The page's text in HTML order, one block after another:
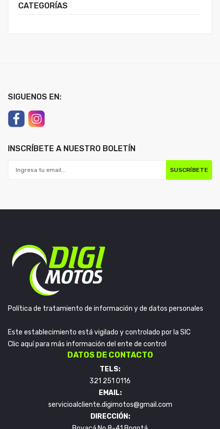
CATEGORÍAS
SIGUENOS EN:
INSCRÍBETE A NUESTRO BOLETÍN
SUSCRÍBETE
Política de tratamiento de información y de datos personales
Este establecimiento está vigilado y controlado por la SIC
Clic aquí para más información del ente de control
DATOS DE CONTACTO
TELS:
321 251 0116
EMAIL:
servicioalcliente.digimotos@gmail.com
DIRECCIÓN: